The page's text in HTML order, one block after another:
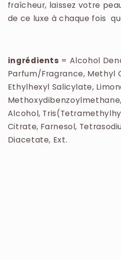
DISODIUM EDTA, BENZYL
LINALOOL, CITRONELLOL,
fraîcheur, laissez votre
de ce luxe à chaque fois
ingrédients = Alcohol
Parfum/Fragrance, Methyl
Ethylhexyl Salicylate,
Alcohol,
Citrate, Farnesol,
Diacetate, Ext.